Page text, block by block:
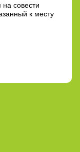
совести
к месту